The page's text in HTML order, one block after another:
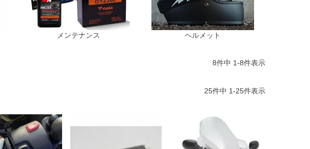
メンテナンス ヘルメット
8件中 1-8件表示
25件中 1-25件表示